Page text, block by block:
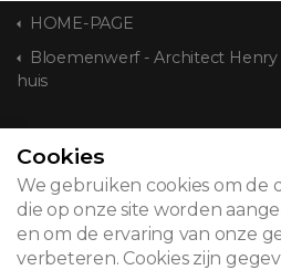
HOME-PAGE
Bloemenwerf - Architect
huis
CONTACT
© 2026
Cookies
We gebruiken cookies om de
die op onze site worden
en om de ervaring van onze
verbeteren. Cookies zijn